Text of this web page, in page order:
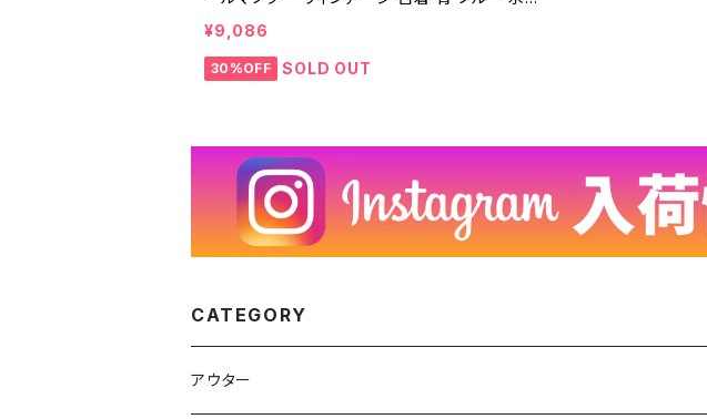
色 バーバリー ENGLAND 90年代 ビンテージ
25122005
¥9,086
30%OFF SOLD OUT
CATEGORY
アウター